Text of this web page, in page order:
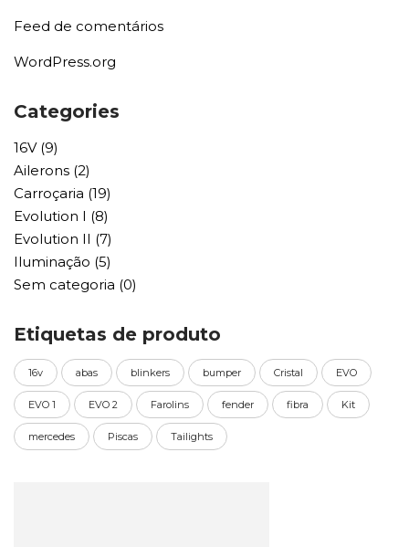
Feed de comentários
WordPress.org
Categories
16V (9)
Ailerons (2)
Carroçaria (19)
Evolution I (8)
Evolution II (7)
Iluminação (5)
Sem categoria (0)
Etiquetas de produto
16v abas blinkers bumper Cristal EVO
EVO 1 EVO 2 Farolins fender fibra Kit
mercedes Piscas Tailights